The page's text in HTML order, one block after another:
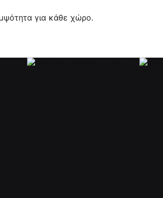
για κάθε χώρο.